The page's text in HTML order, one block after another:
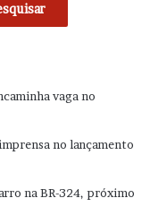
vaga no
no lançamento
na BR-324, próximo